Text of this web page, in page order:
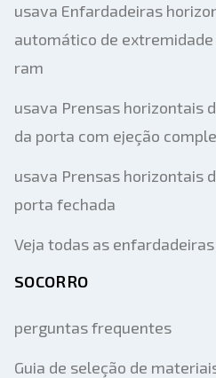
usava Enfardadeiras
automático de
ram
usava Prensas horizontais
da porta com ejeção
usava Prensas horizontais
porta fechada
Veja todas as
SOCORRO
perguntas frequentes
Guia de seleção de